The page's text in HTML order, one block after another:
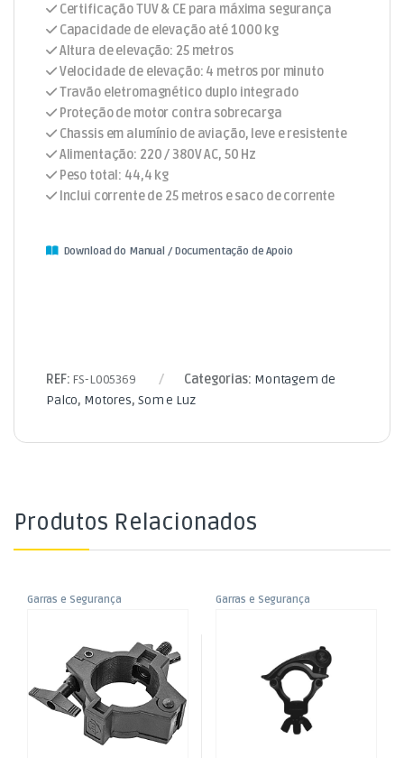
Certificação TUV & CE para máxima segurança
Capacidade de elevação até 1000 kg
Altura de elevação: 25 metros
Velocidade de elevação: 4 metros por minuto
Travão eletromagnético duplo integrado
Proteção de motor contra sobrecarga
Chassis em alumínio de aviação, leve e resistente
Alimentação: 220 / 380V AC, 50 Hz
Peso total: 44,4 kg
Inclui corrente de 25 metros e saco de corrente
Download do Manual / Documentação de Apoio
REF: FS-L005369 Categorias: Montagem de
Palco, Motores, Som e Luz
Produtos Relacionados
Garras e Segurança
Garras e Segurança